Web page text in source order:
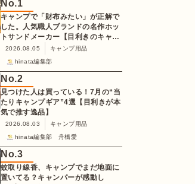
No.1
キャンプで「財布みたい」が正解で
した。人気職人ブランドの名作ホッ
トサンドメーカー【目利きのキャン
プギア】
2026.08.05
キャンプ用品
hinata編集部
No.2
見つけた人は買っている！7月の“当
たりキャンプギア”4選【目利きが本
気で推す逸品】
2026.08.03
キャンプ用品
hinata編集部 舟橋愛
No.3
蚊取り線香、キャンプでまだ地面に
置いてる？キャンパーが感動し